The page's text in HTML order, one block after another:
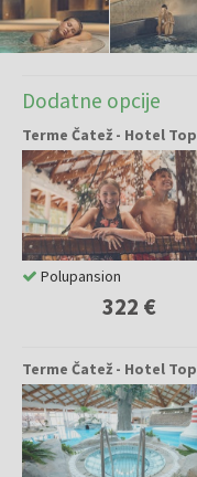
Dodatne opcije
Terme Čatež - Hotel
322 €
Polupansion
Terme Čatež - Hotel